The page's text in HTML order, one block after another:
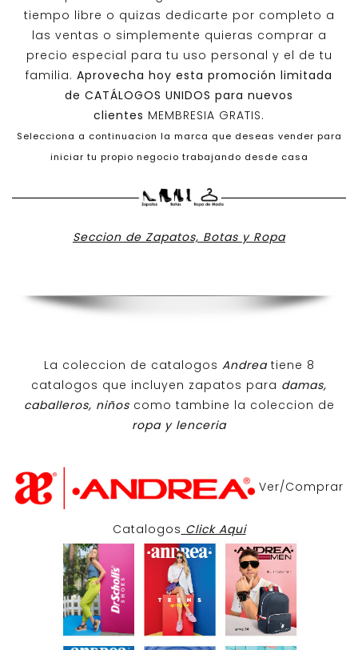
tiempo libre o quizas dedicarte por completo a
las ventas o simplemente quieras comprar a
precio especial para tu uso personal y el de tu
familia. Aprovecha hoy esta promoción limitada
de CATÁLOGOS UNIDOS para nuevos
clientes MEMBRESIA GRATIS.
Selecciona a continuacion la marca que deseas vender para
iniciar tu propio negocio trabajando desde casa
Seccion de Zapatos, Botas y Ropa
La coleccion de catalogos Andreatiene 8
catalogos que incluyen zapatos para damas,
caballeros, niños como tambine la coleccion de
ropa y lenceria
Ver/Comprar
Catalogos Click Aqui